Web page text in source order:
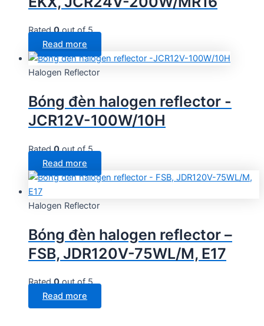
Rated0out of 5
Read more
Halogen Reflector
Bóng đèn halogen reflector -
JCR12V-100W/10H
Rated0out of 5
Read more
Halogen Reflector
Bóng đèn halogen reflector –
FSB, JDR120V-75WL/M, E17
Rated0out of 5
Read more